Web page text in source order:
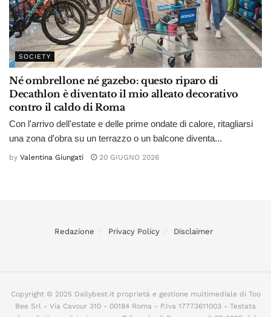
SOCIETY
Né ombrellone né gazebo: questo riparo di
Decathlon è diventato il mio alleato decorativo
contro il caldo di Roma
Con l'arrivo dell'estate e delle prime ondate di calore, ritagliarsi
una zona d'obra su un terrazzo o un balcone diventa...
by Valentina Giungati 20 GIUGNO 2026
Redazione Privacy Policy Disclaimer
Copyright © 2025 Dailybest.it proprietà e gestione multimediale di Too
Bee Srl - Via Cavour 310 - 00184 Roma - P.Iva 17773611003 - Testata